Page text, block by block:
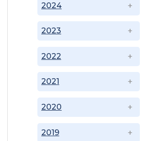
2019
2020
2021
2022
2023
2024